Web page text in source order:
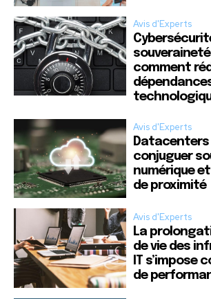
Avis d'Experts
comment
Avis d'Experts
conjuguer
numérique
de proximité
Avis d'Experts
La
de vie des
IT s’impose
de